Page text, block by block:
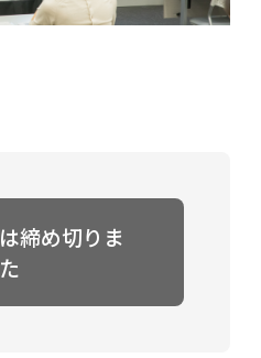
締め切りま